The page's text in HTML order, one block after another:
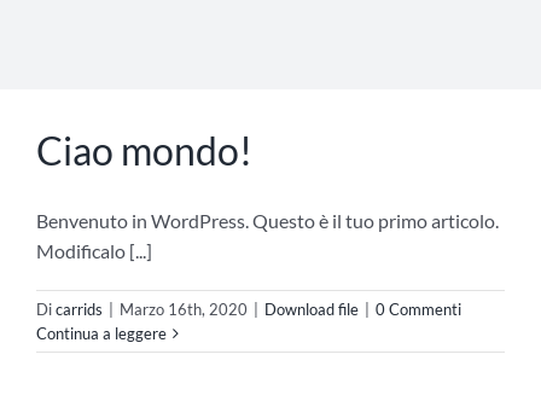
Ciao mondo!
Benvenuto in WordPress. Questo è il tuo primo articolo.
Modificalo [...]
Dicarrids Marzo 16th, 2020 Download file
0 Commenti
Continua a leggere